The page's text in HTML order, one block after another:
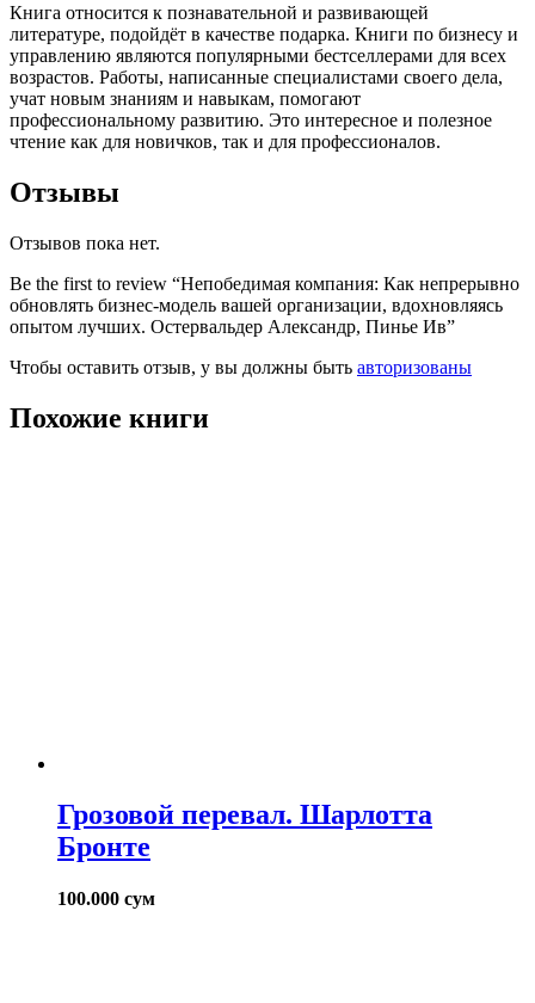
Книга относится к познавательной и развивающей
литературе, подойдёт в качестве подарка. Книги по бизнесу и
управлению являются популярными бестселлерами для всех
возрастов. Работы, написанные специалистами своего дела,
учат новым знаниям и навыкам, помогают
профессиональному развитию. Это интересное и полезное
чтение как для новичков, так и для профессионалов.
Отзывы
Отзывов пока нет.
Be the first to review “Непобедимая компания: Как непрерывно
обновлять бизнес-модель вашей организации, вдохновляясь
опытом лучших. Остервальдер Александр, Пинье Ив”
Чтобы оставить отзыв, у вы должны быть авторизованы
Похожие книги
Грозовой перевал. Шарлотта
Бронте
100.000 сум